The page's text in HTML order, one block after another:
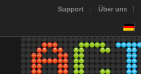
Support Über uns